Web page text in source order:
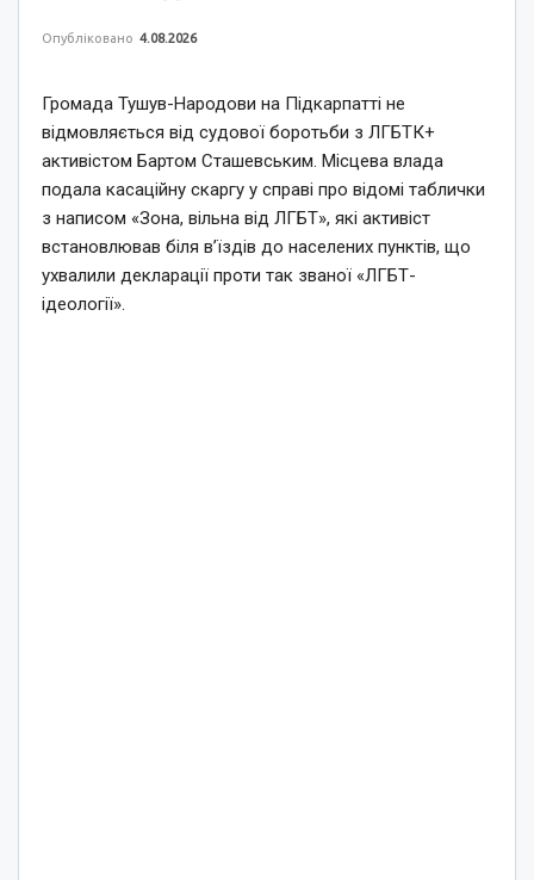
Опубліковано 4.08.2026
Громада Тушув-Народови на Підкарпатті не
відмовляється від судової боротьби з ЛГБТК+
активістом Бартом Сташевським. Місцева влада
подала касаційну скаргу у справі про відомі таблички
з написом «Зона, вільна від ЛГБТ», які активіст
встановлював біля в’їздів до населених пунктів, що
ухвалили декларації проти так званої «ЛГБТ-
ідеології».